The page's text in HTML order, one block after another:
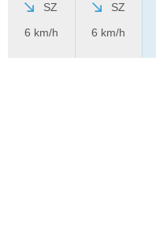
SZ
6 km/h
SZ
6 km/h